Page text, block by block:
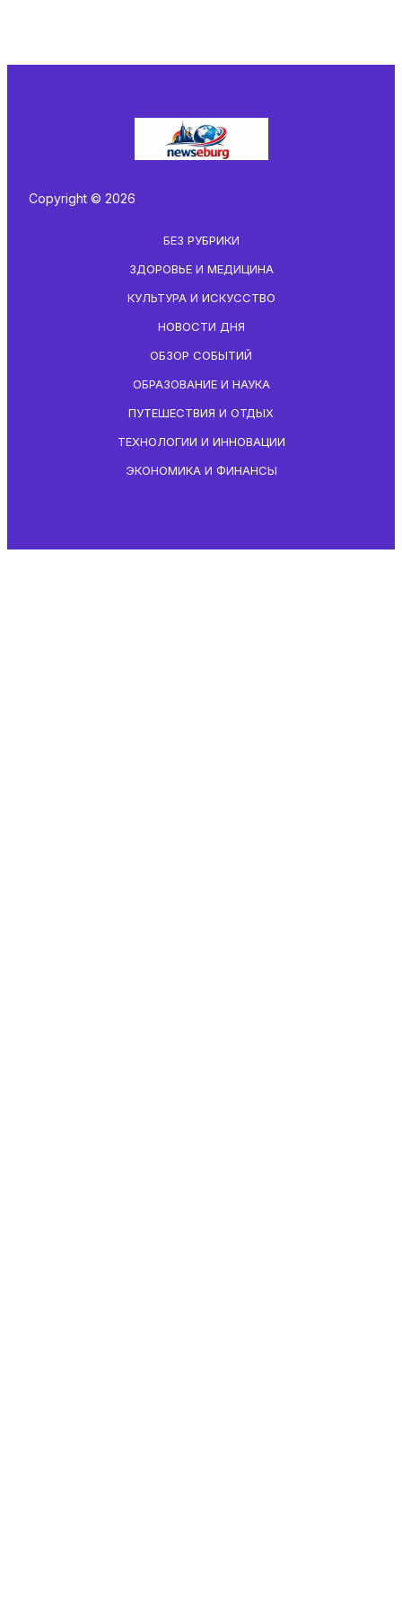
Copyright © 2026
БЕЗ РУБРИКИ
ЗДОРОВЬЕ И МЕДИЦИНА
КУЛЬТУРА И ИСКУССТВО
НОВОСТИ ДНЯ
ОБЗОР СОБЫТИЙ
ОБРАЗОВАНИЕ И НАУКА
ПУТЕШЕСТВИЯ И ОТДЫХ
ТЕХНОЛОГИИ И ИННОВАЦИИ
ЭКОНОМИКА И ФИНАНСЫ